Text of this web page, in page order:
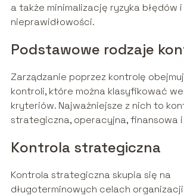
a także minimalizację ryzyka błędów i
nieprawidłowości.
Podstawowe rodzaje
Zarządzanie poprzez kontrolę
kontroli, które można klasyfikować
kryteriów. Najważniejsze z nich to
strategiczna, operacyjna, finansowa
Kontrola strategiczna
Kontrola strategiczna skupia się na
długoterminowych celach